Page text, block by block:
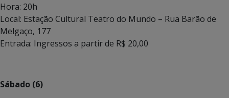
Hora: 20h
Local: Estação Cultural Teatro do Mundo – Rua Barão de
Melgaço, 177
Entrada: Ingressos a partir de R$ 20,00
Sábado (6)